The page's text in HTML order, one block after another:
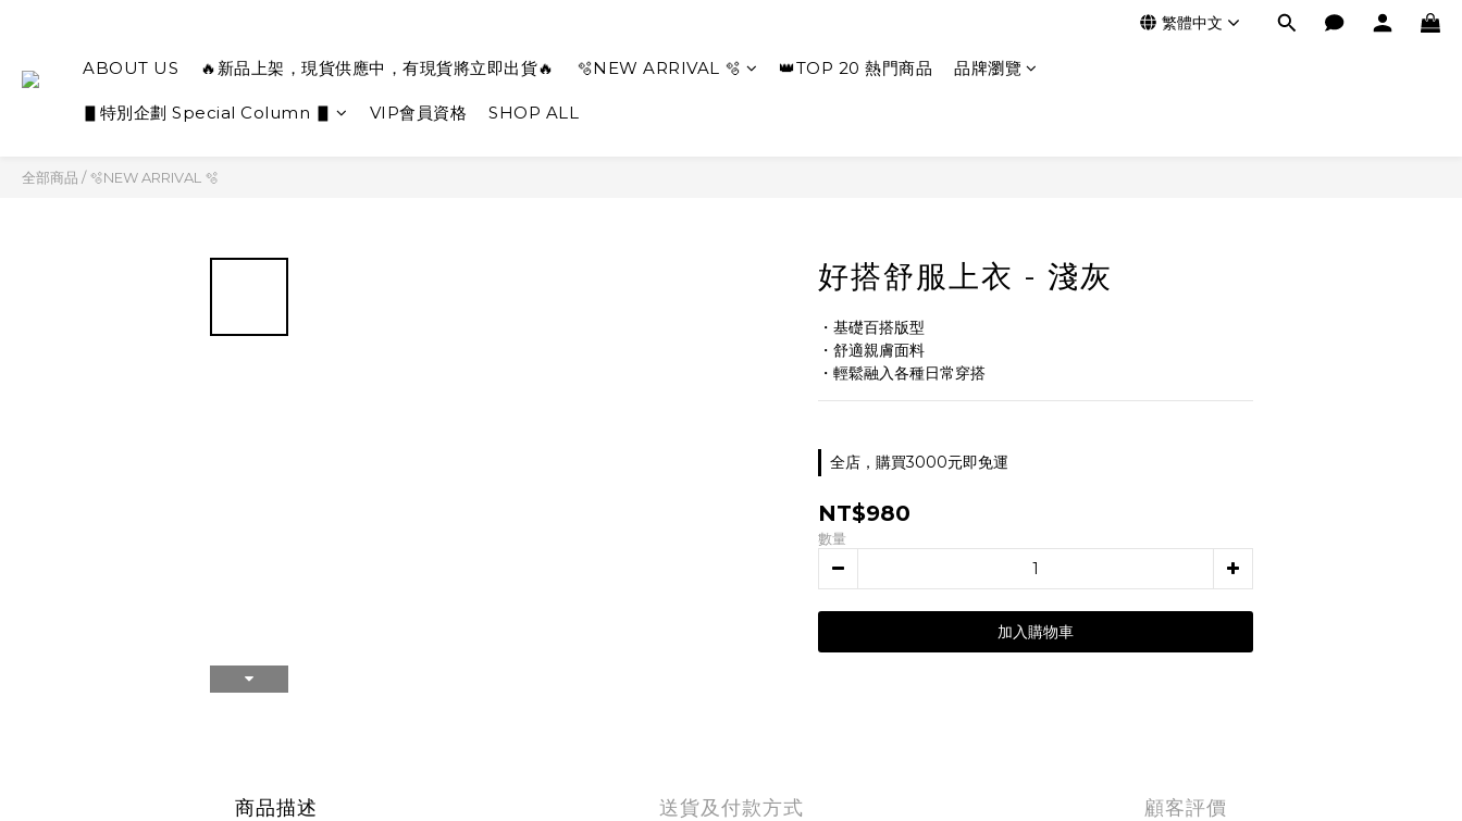
繁體中文
ABOUT US 🔥新品上架，現貨供應中，有現貨將立即出貨🔥 🫧NEW ARRIVAL 🫧 👑TOP 20 熱門商品 品牌瀏覽
▋特別企劃 Special Column ▋ VIP會員資格 SHOP ALL
全部商品 /🫧NEW ARRIVAL 🫧
好搭舒服上衣 - 淺灰
・基礎百搭版型
・舒適親膚面料
・輕鬆融入各種日常穿搭
全店，購買3000元即免運
NT$980
數量
加入購物車
商品描述 送貨及付款方式 顧客評價